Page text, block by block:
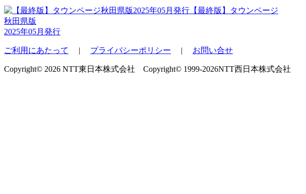
【最終版】タウンページ
秋田県版
2025年05月発行
ご利用にあたって | プライバシーポリシー | お問い合せ
Copyright© 2026 NTT東日本株式会社 Copyright© 1999-2026NTT西日本株式会社